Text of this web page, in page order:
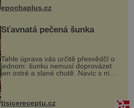
kultur...
epochaplus.cz
Šťavnatá pečená šunka
Tahle úprava vás určitě přesvědčí o
jednom: šunku nemusí doprovázet
jen ostré a slané chutě. Navíc s ní
nakrmíte poměrně hodně hladových
krků. Ingredience sádlo 3 kg šunky
vcelku 3 stroužky česneku hl...
tisicereceptu.cz